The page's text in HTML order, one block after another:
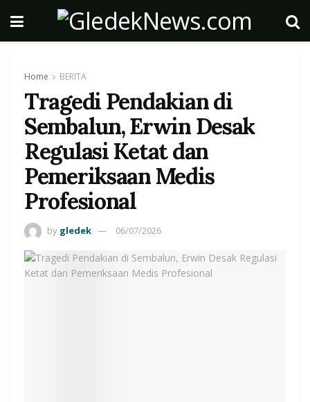
Home BERITA
Tragedi Pendakian di
Sembalun, Erwin Desak
Regulasi Ketat dan
Pemeriksaan Medis
Profesional
by gledek 06/07/2026